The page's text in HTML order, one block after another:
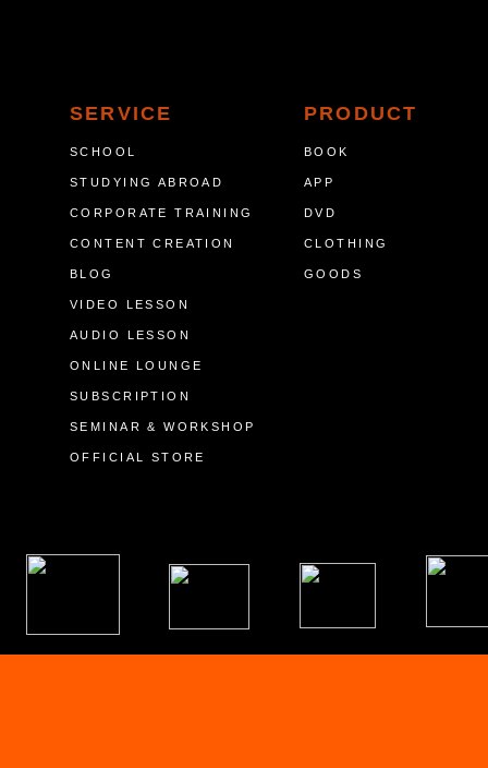
SERVICE
SCHOOL
STUDYING ABROAD
CORPORATE TRAINING
CONTENT CREATION
BLOG
VIDEO LESSON
AUDIO LESSON
ONLINE LOUNGE
SUBSCRIPTION
SEMINAR & WORKSHOP
OFFICIAL STORE
PRODUCT
BOOK
APP
DVD
CLOTHING
GOODS